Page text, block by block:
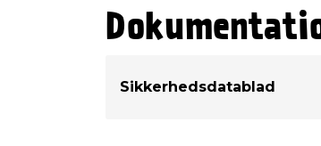
Sikkerhedsdatablad